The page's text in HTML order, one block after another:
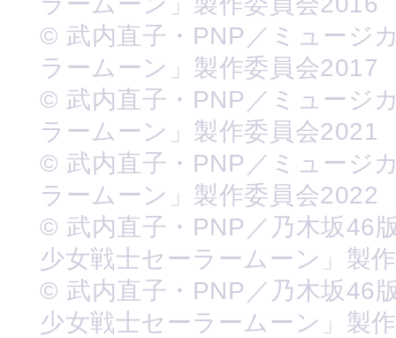
© 武内直子・PNP／ミュージ
ラームーン」製作委員会2017
© 武内直子・PNP／ミュージ
ラームーン」製作委員会2021
© 武内直子・PNP／ミュージ
ラームーン」製作委員会2022
© 武内直子・PNP／乃木坂46
少女戦士セーラームーン」製
© 武内直子・PNP／乃木坂46
少女戦士セーラームーン」製